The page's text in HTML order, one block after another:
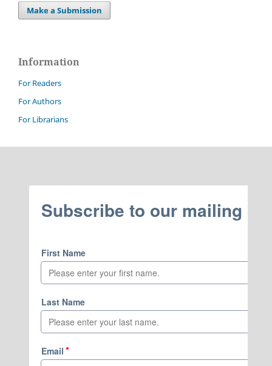
Make a Submission
Information
For Readers
For Authors
For Librarians